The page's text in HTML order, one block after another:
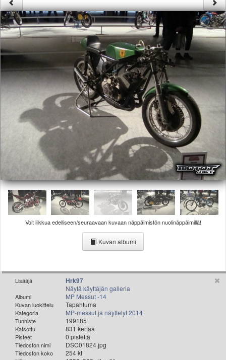
Säännöt ja ohjeet
Uudet ajoneuvot
Uudet kuvat
Uudet videot
Uudet kommentit
MYYDÄÄN
Haku
Ohjeet
Ajoneuvot
Osat
TIETOPANKKI
TAPAHTUMAT
MP15 kuvia
MP14 kuvia
MP13 kuvia
ACS 2015 kuvia
Lisää uusi tapahtuma
UUTISET
Oulun sää
Rovaniemen sää
MUUT
VIP-jäsenyys
Paidat ja vaatteet
Suunnittele oma paita
Voit liikkua edelliseen/seuraavaan kuvaan näppäimistön nuolinäppäimillä!
Kuvan albumi
Lisääjä Hrk97
Näytä käyttäjän galleria
Albumi MP Messut -14
Kuvan luokittelu Tapahtuma
Kategoria MP-messut ja näyttelyt 2014
Tunniste 199185
Katsottu 831 kertaa
Pisteet 0 pistettä
Tiedoston nimi DSC01824.jpg
Tiedoston koko 254 kt